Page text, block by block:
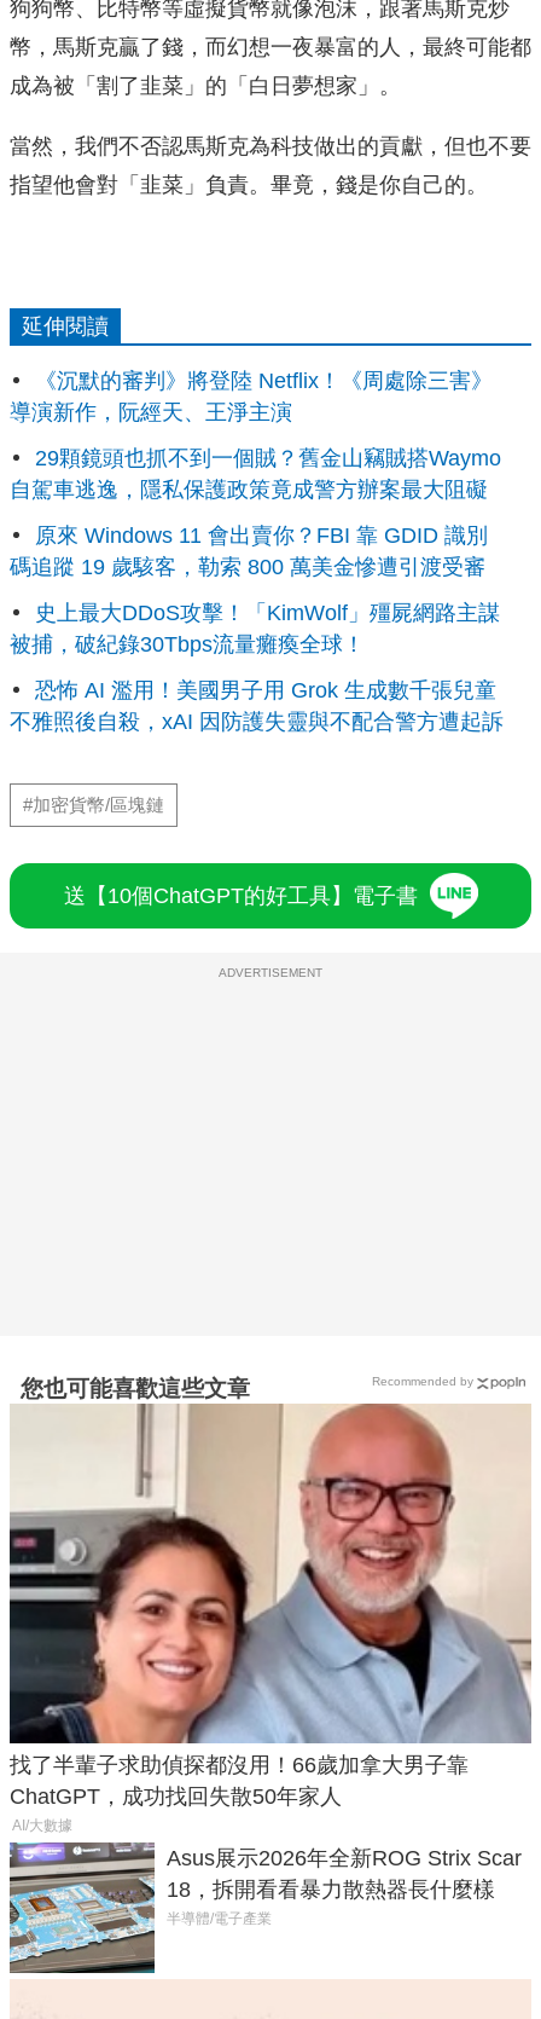
狗狗幣、比特幣等虛擬貨幣就像泡沫，跟著馬斯克炒
幣，馬斯克贏了錢，而幻想一夜暴富的人，最終可能都
成為被「割了韭菜」的「白日夢想家」。
當然，我們不否認馬斯克為科技做出的貢獻，但也不要
指望他會對「韭菜」負責。畢竟，錢是你自己的。
延伸閱讀
《沉默的審判》將登陸 Netflix！《周處除三害》
導演新作，阮經天、王淨主演
29顆鏡頭也抓不到一個賊？舊金山竊賊搭Waymo
自駕車逃逸，隱私保護政策竟成警方辦案最大阻礙
原來 Windows 11 會出賣你？FBI 靠 GDID 識別
碼追蹤 19 歲駭客，勒索 800 萬美金慘遭引渡受審
史上最大DDoS攻擊！「KimWolf」殭屍網路主謀
被捕，破紀錄30Tbps流量癱瘓全球！
恐怖 AI 濫用！美國男子用 Grok 生成數千張兒童
不雅照後自殺，xAI 因防護失靈與不配合警方遭起訴
#加密貨幣/區塊鏈
送【10個ChatGPT的好工具】電子書
ADVERTISEMENT
您也可能喜歡這些文章
找了半輩子求助偵探都沒用！66歲加拿大男子靠
ChatGPT，成功找回失散50年家人
AI/大數據
Asus展示2026年全新ROG Strix Scar
18，拆開看看暴力散熱器長什麼樣
半導體/電子產業
Recommended by